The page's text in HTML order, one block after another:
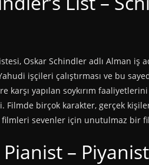
Oskar Schindler adlı Alman iş
işçileri çalıştırması ve bu
karşı yapılan soykırım
birçok karakter, gerçek
filmleri sevenler için unutulmaz bir
– Piyanist